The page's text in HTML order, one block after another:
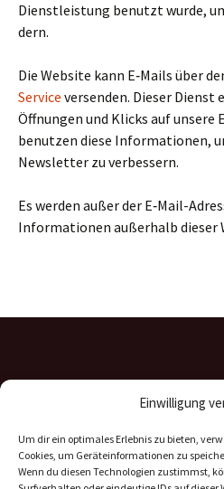
Einwilligung
Um dir ein optimales Erlebnis zu bieten,
Cookies, um Geräteinformationen zu
Wenn du diesen Technologien zustimmst,
Dienstleistung benutzt wurde,
dern.
Die Website kann E‑Mails über
Service ver­sen­den. Dieser Dienst
Öffnungen und Klicks auf unsere
benut­zen diese Informationen,
Newsletter zu ver­bes­sern.
Es werden außer der E‑Mail-
Informationen außer­halb dieser